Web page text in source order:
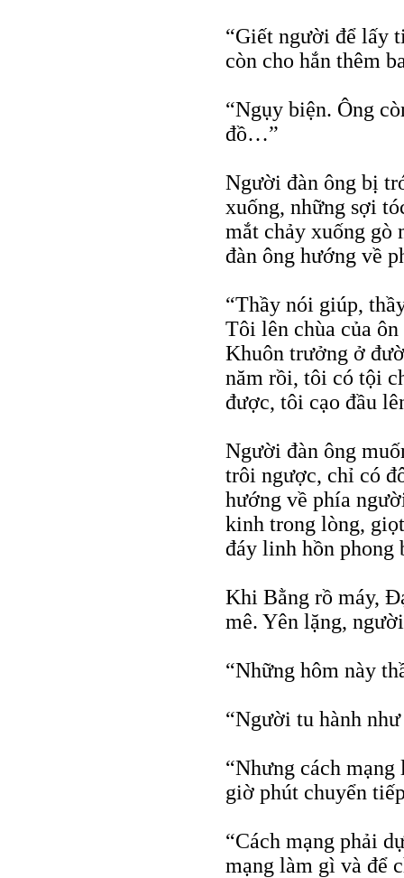
“Giết người để lấy
còn cho hắn thêm
“Ngụy biện. Ông
đồ…”
Người đàn ông bị
xuống, những sợi
mắt chảy xuống gò
đàn ông hướng về
“Thầy nói giúp,
Tôi lên chùa của
Khuôn trưởng ở
năm rồi, tôi có tội
được, tôi cạo đầu
Người đàn ông
trôi ngược, chỉ có
hướng về phía
kinh trong lòng,
đáy linh hồn phong
Khi Bằng rồ máy,
mê. Yên lặng,
“Những hôm này
“Người tu hành
“Nhưng cách
giờ phút chuyển
“Cách mạng phải
mạng làm gì và để